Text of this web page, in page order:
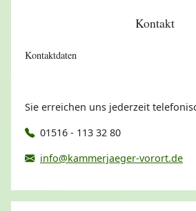
Kontakt
Kontaktdaten
Sie erreichen uns jederzeit
01516 - 113 32 80
info@kammerjaeger-vorort.de